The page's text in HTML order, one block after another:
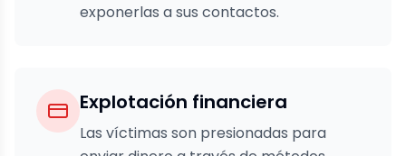
exponerlas a sus contactos.
Explotación financiera
Las víctimas son presionadas para